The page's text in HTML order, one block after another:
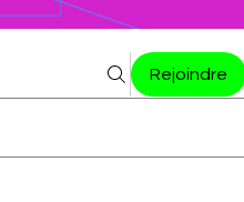
Rejoindre